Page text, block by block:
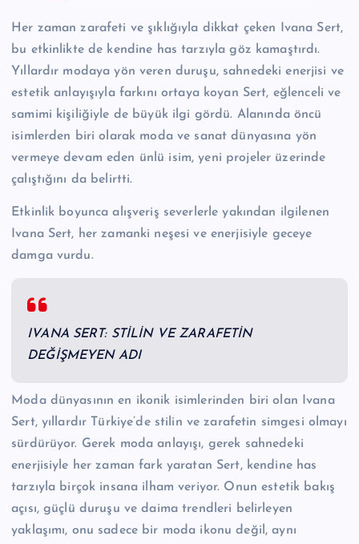
Her zaman zarafeti ve şıklığıyla dikkat çeken Ivana Sert,
bu etkinlikte de kendine has tarzıyla göz kamaştırdı.
Yıllardır modaya yön veren duruşu, sahnedeki enerjisi ve
estetik anlayışıyla farkını ortaya koyan Sert, eğlenceli ve
samimi kişiliğiyle de büyük ilgi gördü. Alanında öncü
isimlerden biri olarak moda ve sanat dünyasına yön
vermeye devam eden ünlü isim, yeni projeler üzerinde
çalıştığını da belirtti.
Etkinlik boyunca alışveriş severlerle yakından ilgilenen
Ivana Sert, her zamanki neşesi ve enerjisiyle geceye
damga vurdu.
IVANA SERT: STİLİN VE ZARAFETİN
DEĞİŞMEYEN ADI
Moda dünyasının en ikonik isimlerinden biri olan Ivana
Sert, yıllardır Türkiye’de stilin ve zarafetin simgesi olmayı
sürdürüyor. Gerek moda anlayışı, gerek sahnedeki
enerjisiyle her zaman fark yaratan Sert, kendine has
tarzıyla birçok insana ilham veriyor. Onun estetik bakış
açısı, güçlü duruşu ve daima trendleri belirleyen
yaklaşımı, onu sadece bir moda ikonu değil, aynı